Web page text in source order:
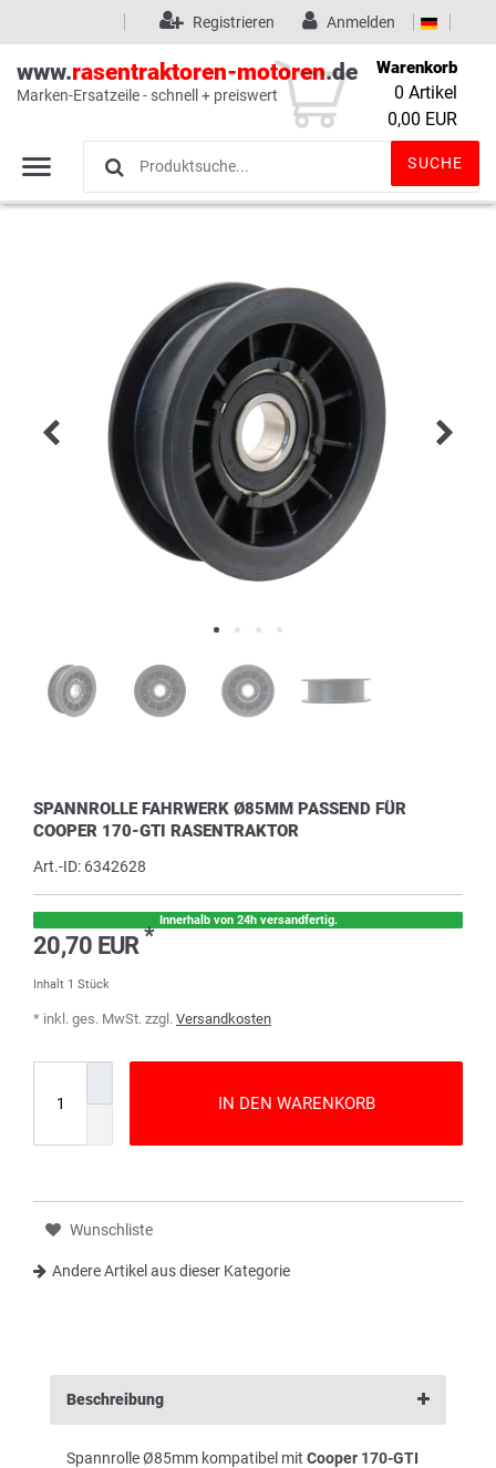
Wunschliste (0)
Anmelden
Registrieren
www.rasentraktoren-motoren.de
Marken-Ersatzeile - schnell + preiswert
SUCHE
Warenkorb
0 Artikel
0,00 EUR
SPANNROLLE FAHRWERK Ø85MM PASSEND FÜR
COOPER 170-GTI RASENTRAKTOR
Art.-ID: 6342628
Innerhalb von 24h versandfertig.
20,70 EUR*
Inhalt 1 Stück
* inkl. ges. MwSt. zzgl. Versandkosten
IN DEN WARENKORB
Wunschliste
Andere Artikel aus dieser Kategorie
Beschreibung
Spannrolle Ø85mm kompatibel mit Cooper 170-GTI